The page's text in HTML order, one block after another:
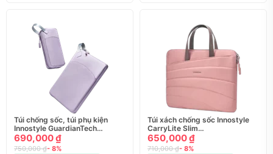
Túi chống sốc, túi phụ kiện
Innostyle GuardianTech
Mac/Lap 16" GT-C21BLK-14
690,000 ₫
750,000 ₫- 8%
Túi xách chống sốc Innostyle
CarryLite Slim
Macbook/Laptop 14"
(S600LV-14)
650,000 ₫
710,000 ₫- 8%